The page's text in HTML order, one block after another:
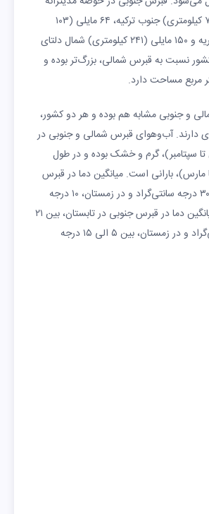
شرقی، ۴۴ مایلی (۷۱ کیلومتری) جنوب ترکیه، ۶۴ مایلی (۱۰۳
کیلومتری) غرب سوریه و ۱۵۰ مایلی (۲۴۱ کیلومتری) شمال دلتای
نسبت به قبرس شمالی، بزرگ‌تر بوده و
و جنوبی مشابه هم بوده و هر دو کشور،
دارند. آب‌وهوای قبرس شمالی و جنوبی در
سپتامبر)، گرم و خشک بوده و در طول
مارس)، بارانی است. میانگین دما در قبرس
شمالی در تابستان، ۳۰ درجه سانتی‌گراد و در زمستان، ۱۰ درجه
سانتی‌گراد است. میانگین دما در قبرس جنوبی در تابستان، بین ۲۱
الی ۳۷ درجه سانتی‌گراد و در زمستان، بین ۵ الی ۱۵ درجه